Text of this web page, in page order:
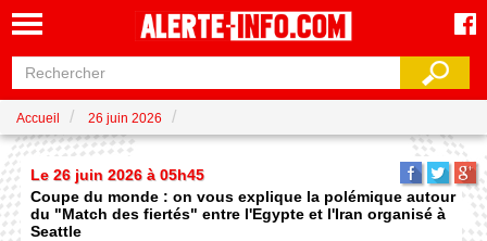
Accueil 26 juin 2026
Le 26 juin 2026 à 05h45
Coupe du monde : on vous explique la polémique autour
du "Match des fiertés" entre l'Egypte et l'Iran organisé à
Seattle